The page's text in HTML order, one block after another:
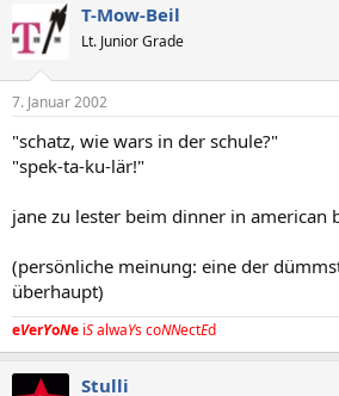
T-Mow-Beil
Lt. Junior Grade
7. Januar 2002
"schatz, wie wars in der schule?"
"spek-ta-ku-lär!"
jane zu lester beim dinner in american
(persönliche meinung: eine der
überhaupt)
eVerYoNe iSalwaYs coNNectEd
Stulli